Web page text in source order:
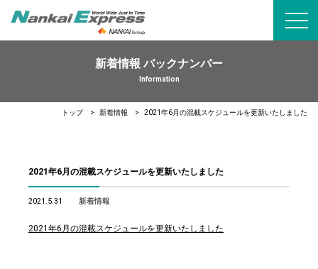
新着情報 バックナンバー
Information
トップ 新着情報 2021年6月の混載スケジュールを更新いたしました
2021年6月の混載スケジュールを更新いたしました
2021.5.31 新着情報
2021年6月の混載スケジュールを更新いたしました